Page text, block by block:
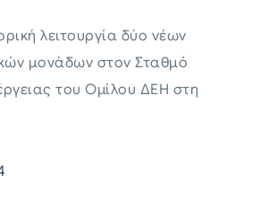
λειτουργία δύο νέων
μονάδων στον Σταθμό
του Ομίλου ΔΕΗ στη